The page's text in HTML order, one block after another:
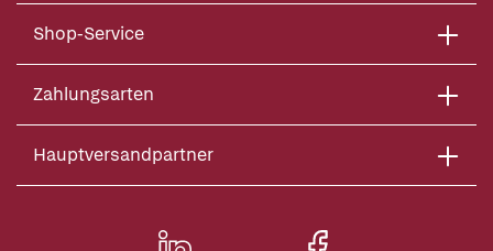
Shop-Service
Zahlungsarten
Hauptversandpartner